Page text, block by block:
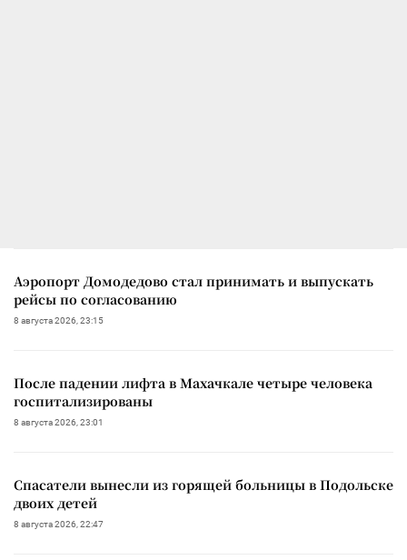
Аэропорт Домодедово стал принимать и выпускать
рейсы по согласованию
8 августа 2026, 23:15
После падении лифта в Махачкале четыре человека
госпитализированы
8 августа 2026, 23:01
Спасатели вынесли из горящей больницы в Подольске
двоих детей
8 августа 2026, 22:47